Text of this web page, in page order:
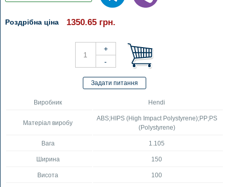
Роздрібна ціна 1350.65 грн.
Виробник Hendi
Матеріал виробу
ABS;HIPS (High Impact Polystyrene);PP;PS
(Polystyrene)
Вага 1.105
Ширина 150
Висота 100